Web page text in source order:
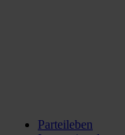
Parteileben